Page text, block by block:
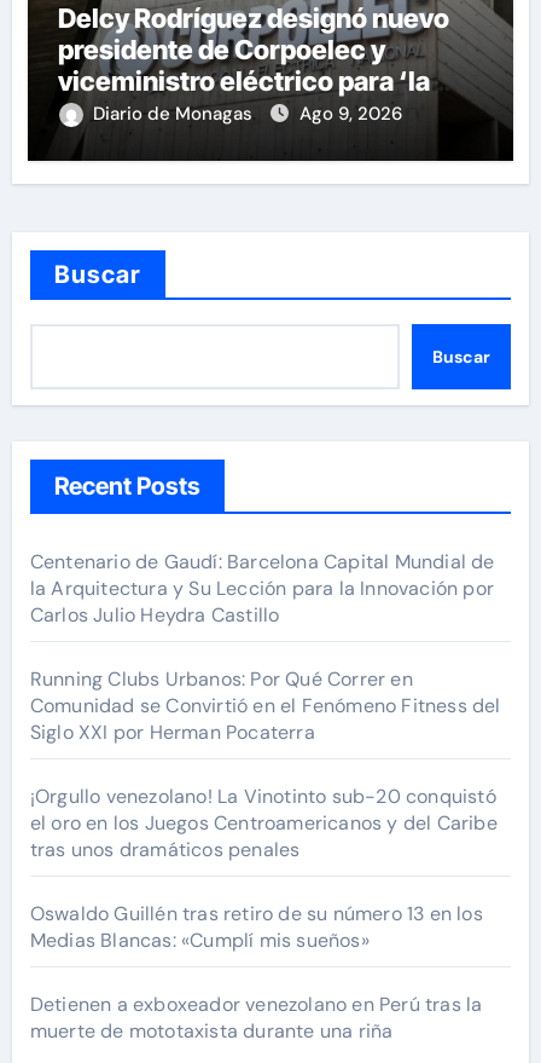
Delcy Rodríguez designó nuevo
presidente de Corpoelec y
viceministro eléctrico para ‘la
recuperación del servicio’
Diario de Monagas Ago 9, 2026
Buscar
Buscar
Recent Posts
Centenario de Gaudí: Barcelona Capital Mundial de
la Arquitectura y Su Lección para la Innovación por
Carlos Julio Heydra Castillo
Running Clubs Urbanos: Por Qué Correr en
Comunidad se Convirtió en el Fenómeno Fitness del
Siglo XXI por Herman Pocaterra
¡Orgullo venezolano! La Vinotinto sub-20 conquistó
el oro en los Juegos Centroamericanos y del Caribe
tras unos dramáticos penales
Oswaldo Guillén tras retiro de su número 13 en los
Medias Blancas: «Cumplí mis sueños»
Detienen a exboxeador venezolano en Perú tras la
muerte de mototaxista durante una riña